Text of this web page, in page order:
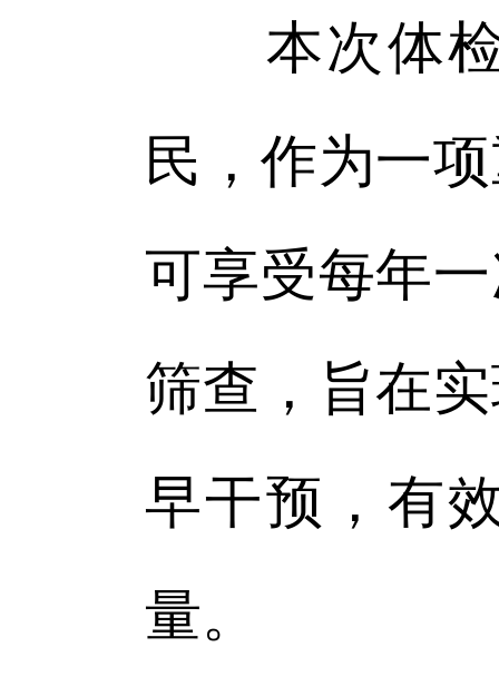
本次体检
民，作为一
可享受每年
筛查，旨在
早干预，有
量。